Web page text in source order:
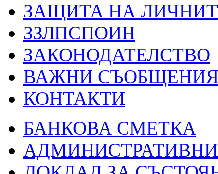
ЗАЩИТА НА
ЗЗЛПСПОИН
ЗАКОНОДАТЕЛСТВО
ВАЖНИ СЪОБЩЕНИЯ
КОНТАКТИ
БАНКОВА СМЕТКА